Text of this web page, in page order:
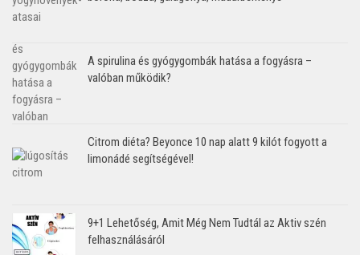
A spirulina és gyógygombák hatása a fogyásra –
valóban működik?
Citrom diéta? Beyonce 10 nap alatt 9 kilót fogyott a
limonádé segítségével!
9+1 Lehetőség, Amit Még Nem Tudtál az Aktiv szén
felhasználásáról